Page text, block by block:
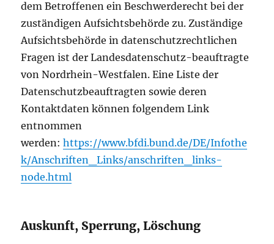
dem Betroffenen ein Beschwerderecht bei der
zuständigen Aufsichtsbehörde zu. Zuständige
Aufsichtsbehörde in datenschutzrechtlichen
Fragen ist der Landesdatenschutz-beauftragte
von Nordrhein-Westfalen. Eine Liste der
Datenschutzbeauftragten sowie deren
Kontaktdaten können folgendem Link
entnommen
werden:https://www.bfdi.bund.de/DE/Infothe
k/Anschriften_Links/anschriften_links-
node.html
Auskunft, Sperrung, Löschung